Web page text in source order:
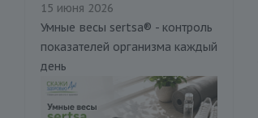
15 июня 2026
Умные весы sertsa® - контроль
показателей организма каждый
день